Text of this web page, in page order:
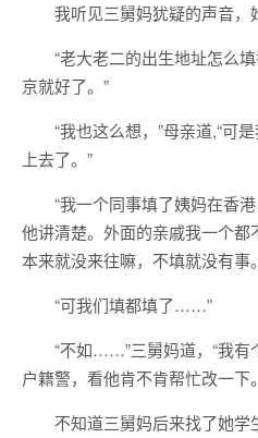
我听见三舅妈犹疑的声音，
“老大老二的出生地址怎么
京就好了。”
“我也这么想，”母亲道,“可
上去了。”
“我一个同事填了姨妈在香
他讲清楚。外面的亲戚我一个
本来就没来往嘛，不填就没有事
“可我们填都填了……”
“不如……”三舅妈道，“我有
户籍警，看他肯不肯帮忙改一下
不知道三舅妈后来找了她